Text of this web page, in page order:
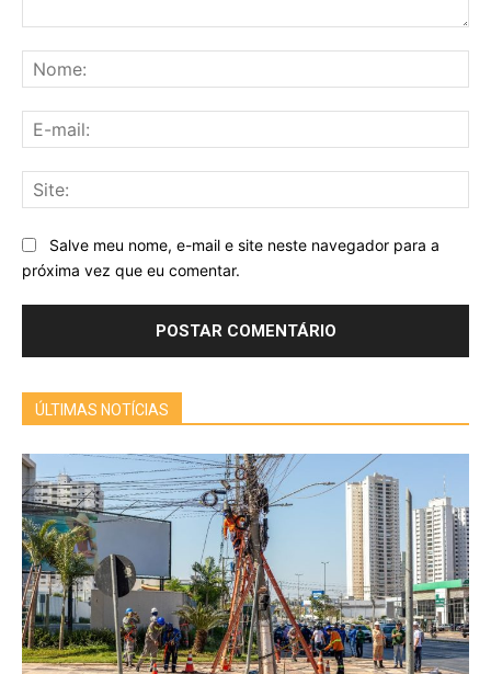
Salve meu nome, e-mail e site neste navegador para a
próxima vez que eu comentar.
ÚLTIMAS NOTÍCIAS